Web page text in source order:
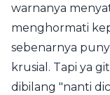
warnanya
menghormati
sebenarnya
krusial. Tapi ya
dibilang "nanti